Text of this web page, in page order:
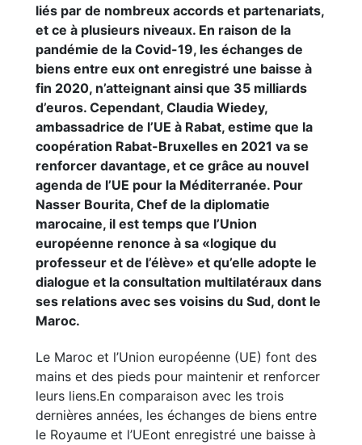
liés par de nombreux accords et partenariats,
et ce à plusieurs niveaux. En raison de la
pandémie de la Covid-19, les échanges de
biens entre eux ont enregistré une baisse à
fin 2020, n’atteignant ainsi que 35 milliards
d’euros. Cependant, Claudia Wiedey,
ambassadrice de l’UE à Rabat, estime que la
coopération Rabat-Bruxelles en 2021 va se
renforcer davantage, et ce grâce au nouvel
agenda de l’UE pour la Méditerranée. Pour
Nasser Bourita, Chef de la diplomatie
marocaine, il est temps que l’Union
européenne renonce à sa «logique du
professeur et de l’élève» et qu’elle adopte le
dialogue et la consultation multilatéraux dans
ses relations avec ses voisins du Sud, dont le
Maroc.
Le Maroc et l’Union européenne (UE) font des
mains et des pieds pour maintenir et renforcer
leurs liens.En comparaison avec les trois
dernières années, les échanges de biens entre
le Royaume et l’UEont enregistré une baisse à